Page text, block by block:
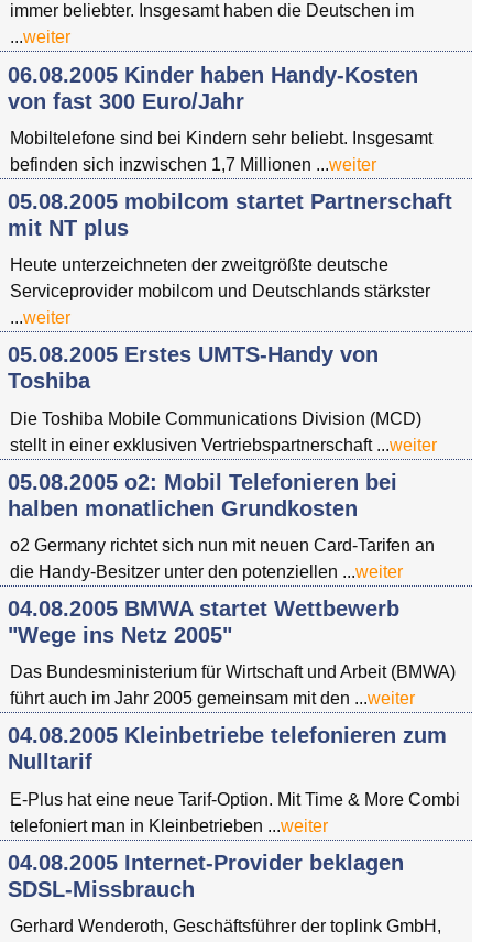
immer beliebter. Insgesamt haben die Deutschen im
...weiter
06.08.2005 Kinder haben Handy-Kosten
von fast 300 Euro/Jahr
Mobiltelefone sind bei Kindern sehr beliebt. Insgesamt
befinden sich inzwischen 1,7 Millionen ...weiter
05.08.2005 mobilcom startet Partnerschaft
mit NT plus
Heute unterzeichneten der zweitgrößte deutsche
Serviceprovider mobilcom und Deutschlands stärkster
...weiter
05.08.2005 Erstes UMTS-Handy von
Toshiba
Die Toshiba Mobile Communications Division (MCD)
stellt in einer exklusiven Vertriebspartnerschaft ...weiter
05.08.2005 o2: Mobil Telefonieren bei
halben monatlichen Grundkosten
o2 Germany richtet sich nun mit neuen Card-Tarifen an
die Handy-Besitzer unter den potenziellen ...weiter
04.08.2005 BMWA startet Wettbewerb
"Wege ins Netz 2005"
Das Bundesministerium für Wirtschaft und Arbeit (BMWA)
führt auch im Jahr 2005 gemeinsam mit den ...weiter
04.08.2005 Kleinbetriebe telefonieren zum
Nulltarif
E-Plus hat eine neue Tarif-Option. Mit Time & More Combi
telefoniert man in Kleinbetrieben ...weiter
04.08.2005 Internet-Provider beklagen
SDSL-Missbrauch
Gerhard Wenderoth, Geschäftsführer der toplink GmbH,